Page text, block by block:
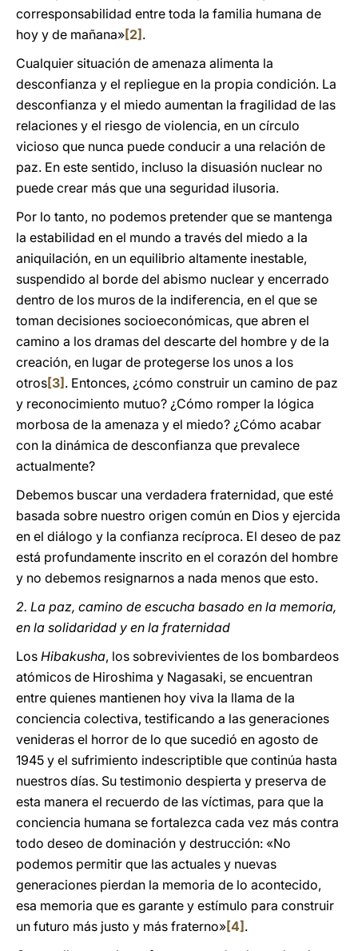
corresponsabilidad entre toda la familia humana de
hoy y de mañana»[2] .
Cualquier situación de amenaza alimenta la
desconfianza y el repliegue en la propia condición. La
desconfianza y el miedo aumentan la fragilidad de las
relaciones y el riesgo de violencia, en un círculo
vicioso que nunca puede conducir a una relación de
paz. En este sentido, incluso la disuasión nuclear no
puede crear más que una seguridad ilusoria.
Por lo tanto, no podemos pretender que se mantenga
la estabilidad en el mundo a través del miedo a la
aniquilación, en un equilibrio altamente inestable,
suspendido al borde del abismo nuclear y encerrado
dentro de los muros de la indiferencia, en el que se
toman decisiones socioeconómicas, que abren el
camino a los dramas del descarte del hombre y de la
creación, en lugar de protegerse los unos a los
otros[3] . Entonces, ¿cómo construir un camino de paz
y reconocimiento mutuo? ¿Cómo romper la lógica
morbosa de la amenaza y el miedo? ¿Cómo acabar
con la dinámica de desconfianza que prevalece
actualmente?
Debemos buscar una verdadera fraternidad, que esté
basada sobre nuestro origen común en Dios y ejercida
en el diálogo y la confianza recíproca. El deseo de paz
está profundamente inscrito en el corazón del hombre
y no debemos resignarnos a nada menos que esto.
2. La paz, camino de escucha basado en la memoria,
en la solidaridad y en la fraternidad
Los Hibakusha, los sobrevivientes de los bombardeos
atómicos de Hiroshima y Nagasaki, se encuentran
entre quienes mantienen hoy viva la llama de la
conciencia colectiva, testificando a las generaciones
venideras el horror de lo que sucedió en agosto de
1945 y el sufrimiento indescriptible que continúa hasta
nuestros días. Su testimonio despierta y preserva de
esta manera el recuerdo de las víctimas, para que la
conciencia humana se fortalezca cada vez más contra
todo deseo de dominación y destrucción: «No
podemos permitir que las actuales y nuevas
generaciones pierdan la memoria de lo acontecido,
esa memoria que es garante y estímulo para construir
un futuro más justo y más fraterno»[4] .